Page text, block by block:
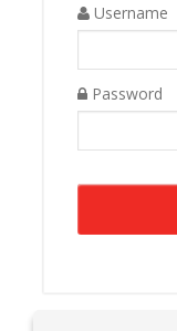
Username
Password